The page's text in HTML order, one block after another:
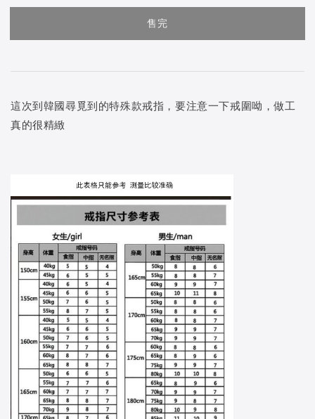
售完
這次到韓國尋覓到的特殊款戒指，要注意一下戒圍呦，做工
真的很精緻